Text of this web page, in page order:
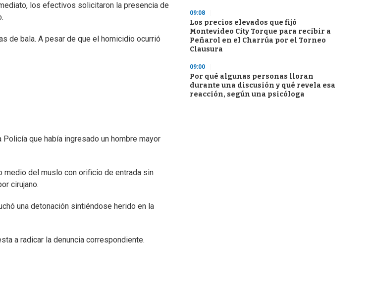
los efectivos solicitaron la presencia de
de bala. A pesar de que el homicidio ocurrió
que había ingresado un hombre mayor
medio del muslo con orificio de entrada sin
cirujano.
una detonación sintiéndose herido en la
a radicar la denuncia correspondiente.
09:08
Los precios elevados que fijó
Montevideo City Torque para recibir a
Peñarol en el Charrúa por el Torneo
Clausura
09:00
Por qué algunas personas lloran
durante una discusión y qué revela esa
reacción, según una psicóloga